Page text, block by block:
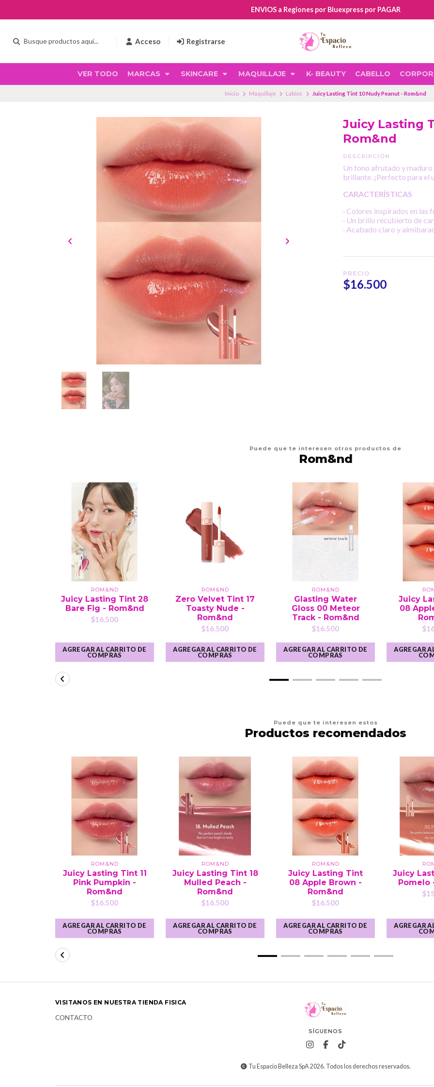
Acceso Registrarse
VER TODO MARCAS SKINCARE MAQUILLAJE K- BEAUTY CABELLO
ENVIOS a Regiones por Bluexpress por PAGAR
Inicio Maquillaje Labios Juicy Lasting Tint 10 Nudy Peanut - Rom&nd
Juicy Lasting
Rom&nd
DESCRIPCIÓN
Un tono afrutado y
brillante. ¡Perfecto para el
CARACTERÍSTICAS
· Colores inspirados en las
· Un brillo recubierto de
· Acabado claro y
PRECIO
$16.500
Puede que te interesen otros productos de
Rom&nd
ROM&ND
Juicy Lasting Tint 28
Bare Fig - Rom&nd
$16.500
AGREGAR AL CARRITO DE
COMPRAS
ROM&ND
Zero Velvet Tint 17
Toasty Nude -
Rom&nd
$16.500
AGREGAR AL CARRITO DE
COMPRAS
ROM&ND
Glasting Water
Gloss 00 Meteor
Track - Rom&nd
$16.500
AGREGAR AL CARRITO DE
COMPRAS
Juicy
08
AGREGAR
Puede que te interesen estos
Productos recomendados
ROM&ND
Juicy Lasting Tint 11
Pink Pumpkin -
Rom&nd
$16.500
AGREGAR AL CARRITO DE
COMPRAS
ROM&ND
Juicy Lasting Tint 18
Mulled Peach -
Rom&nd
$16.500
AGREGAR AL CARRITO DE
COMPRAS
ROM&ND
Juicy Lasting Tint
08 Apple Brown -
Rom&nd
$16.500
AGREGAR AL CARRITO DE
COMPRAS
Juicy
Pomelo
AGREGAR
SÍGUENOS
Tu Espacio Belleza SpA 2026. Todos los derechos reservados.
VISITANOS EN NUESTRA TIENDA FISICA
CONTACTO